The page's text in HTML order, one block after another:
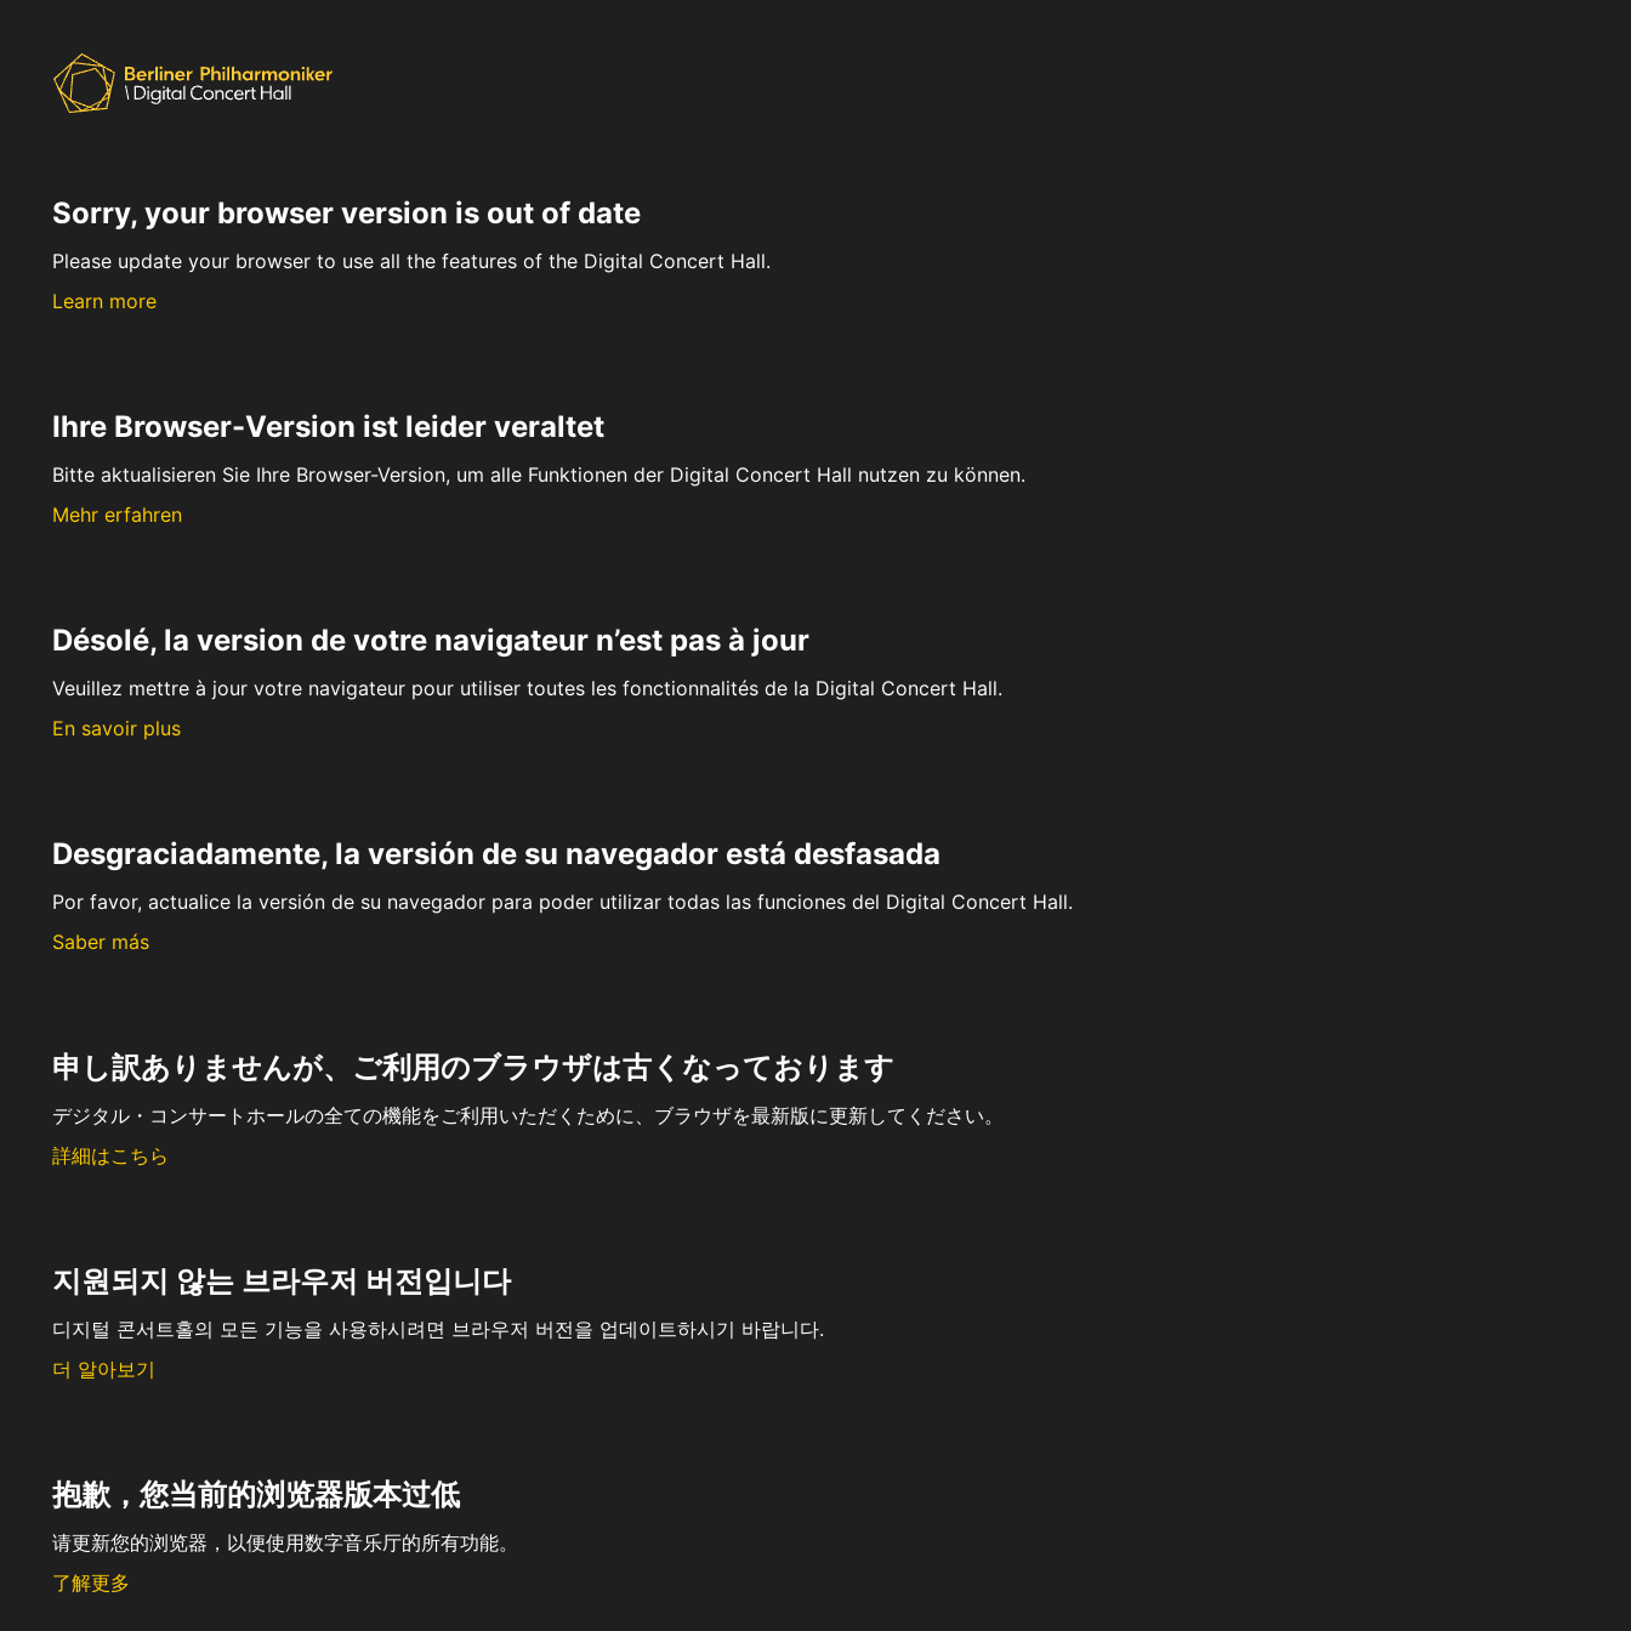
Sorry, your browser version is out of date
Please update your browser to use all the features of the Digital Concert Hall.
Learn more
Ihre Browser-Version ist leider veraltet
Bitte aktualisieren Sie Ihre Browser-Version, um alle Funktionen der Digital Concert Hall nutzen zu können.
Mehr erfahren
Désolé, la version de votre navigateur n’est pas à jour
Veuillez mettre à jour votre navigateur pour utiliser toutes les fonctionnalités de la Digital Concert Hall.
En savoir plus
Desgraciadamente, la versión de su navegador está desfasada
Por favor, actualice la versión de su navegador para poder utilizar todas las funciones del Digital Concert Hall.
Saber más
申し訳ありませんが、ご利用のブラウザは古くなっております
デジタル・コンサートホールの全ての機能をご利用いただくために、ブラウザを最新版に更新してください。
詳細はこちら
지원되지 않는 브라우저 버전입니다
디지털 콘서트홀의 모든 기능을 사용하시려면 브라우저 버전을 업데이트하시기 바랍니다.
더 알아보기
抱歉，您当前的浏览器版本过低
请更新您的浏览器，以便使用数字音乐厅的所有功能。
了解更多